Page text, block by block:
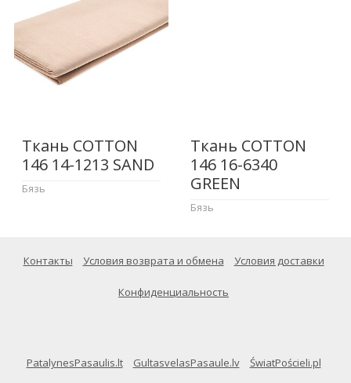
Ткань COTTON
146 14-1213 SAND
Бязь
Ткань COTTON
146 16-6340
GREEN
Бязь
Контакты Условия возврата и обмена Условия доставки
Конфиденциальность
PatalynesPasaulis.lt GultasvelasPasaule.lv ŚwiatPościeli.pl